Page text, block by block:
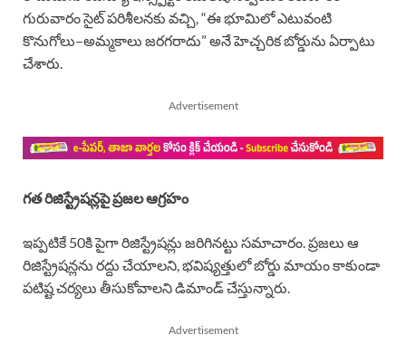
గురువారం సైట్ పరిశీలనకు వచ్చి, “ఈ భూమిలో ఎటువంటి
కొనుగోలు–అమ్మకాలు జరగరాదు” అనే హెచ్చరిక బోర్డును ఏర్పాటు
చేశారు.
Advertisement
గత రిజిస్ట్రేషన్లపై ప్రజల ఆగ్రహం
ఇప్పటికే 50కి పైగా రిజిస్ట్రేషన్లు జరిగినట్టు సమాచారం. ప్రజలు ఆ
రిజిస్ట్రేషన్లను రద్దు చేయాలని, భవిష్యత్తులో బోర్డు మాయం కాకుండా
పటిష్ట చర్యలు తీసుకోవాలని డిమాండ్ చేస్తున్నారు.
Advertisement